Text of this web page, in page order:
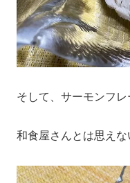
そして、サーモンフレ
和食屋さんとは思えな